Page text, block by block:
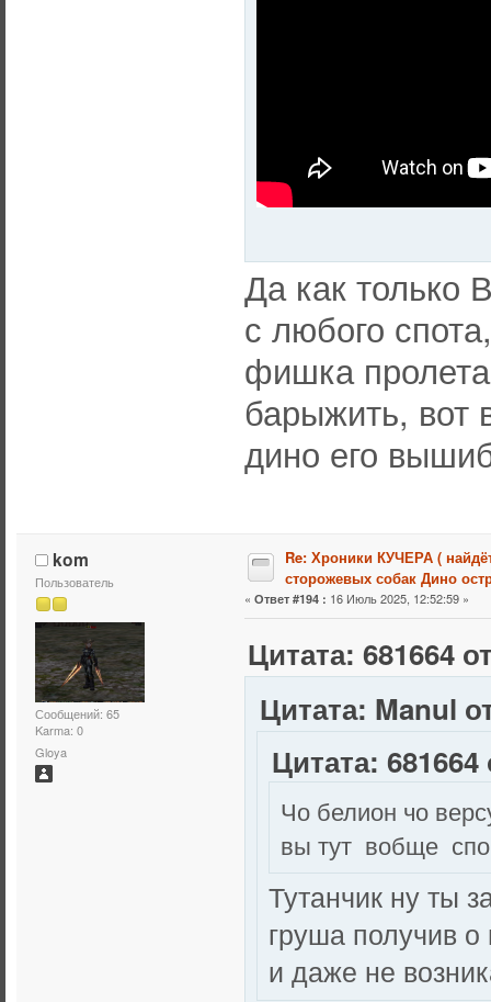
Да как только
с любого
фишка
барыжить, вот
дино его
kom
Пользователь
Сообщений: 65
Karma: 0
Gloya
Re: Хроники КУЧЕРА (
сторожевых собак Дино
« Ответ #194 : 16 Июль 2025, 12:52:59 »
Цитата: 681664
Цитата: Manul
Цитата:
Чо белион чо
вы тут вобще
Тутанчик ну ты
груша получив
и даже не